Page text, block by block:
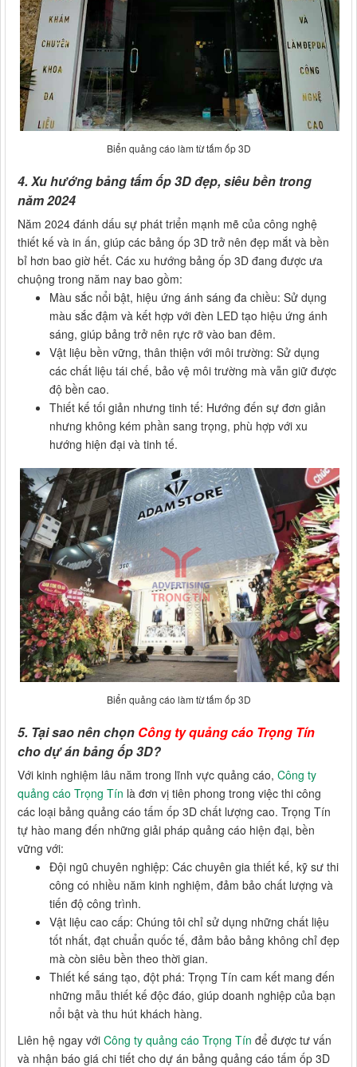
Biển quảng cáo làm từ tấm ốp 3D
4. Xu hướng bảng tấm ốp 3D đẹp, siêu bền trong
năm 2024
Năm 2024 đánh dấu sự phát triển mạnh mẽ của công nghệ
thiết kế và in ấn, giúp các bảng ốp 3D trở nên đẹp mắt và bền
bỉ hơn bao giờ hết. Các xu hướng bảng ốp 3D đang được ưa
chuộng trong năm nay bao gồm:
Màu sắc nổi bật, hiệu ứng ánh sáng đa chiều: Sử dụng
màu sắc đậm và kết hợp với đèn LED tạo hiệu ứng ánh
sáng, giúp bảng trở nên rực rỡ vào ban đêm.
Vật liệu bền vững, thân thiện với môi trường: Sử dụng
các chất liệu tái chế, bảo vệ môi trường mà vẫn giữ được
độ bền cao.
Thiết kế tối giản nhưng tinh tế: Hướng đến sự đơn giản
nhưng không kém phần sang trọng, phù hợp với xu
hướng hiện đại và tinh tế.
Biển quảng cáo làm từ tấm ốp 3D
5. Tại sao nên chọn Công ty quảng cáo Trọng Tín
cho dự án bảng ốp 3D?
Với kinh nghiệm lâu năm trong lĩnh vực quảng cáo, Công ty
quảng cáo Trọng Tín là đơn vị tiên phong trong việc thi công
các loại bảng quảng cáo tấm ốp 3D chất lượng cao. Trọng Tín
tự hào mang đến những giải pháp quảng cáo hiện đại, bền
vững với:
Đội ngũ chuyên nghiệp: Các chuyên gia thiết kế, kỹ sư thi
công có nhiều năm kinh nghiệm, đảm bảo chất lượng và
tiến độ công trình.
Vật liệu cao cấp: Chúng tôi chỉ sử dụng những chất liệu
tốt nhất, đạt chuẩn quốc tế, đảm bảo bảng không chỉ đẹp
mà còn siêu bền theo thời gian.
Thiết kế sáng tạo, đột phá: Trọng Tín cam kết mang đến
những mẫu thiết kế độc đáo, giúp doanh nghiệp của bạn
nổi bật và thu hút khách hàng.
Liên hệ ngay với Công ty quảng cáo Trọng Tín để được tư vấn
và nhận báo giá chi tiết cho dự án bảng quảng cáo tấm ốp 3D